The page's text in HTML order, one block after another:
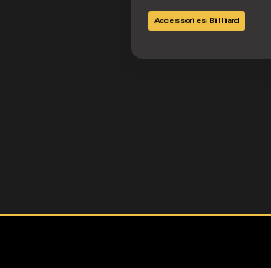
Accessories Billiard